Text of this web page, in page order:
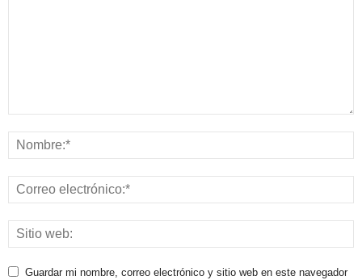
Guardar mi nombre, correo electrónico y sitio web en este navegador